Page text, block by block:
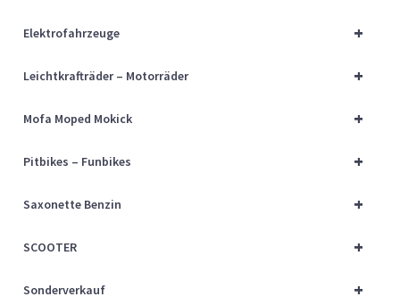
+
Elektrofahrzeuge
+
Leichtkrafträder – Motorräder
+
Mofa Moped Mokick
+
Pitbikes – Funbikes
+
Saxonette Benzin
+
SCOOTER
+
Sonderverkauf